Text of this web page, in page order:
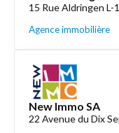
15 Rue Aldringen L-
Agence immobilière
New Immo SA
22 Avenue du Dix